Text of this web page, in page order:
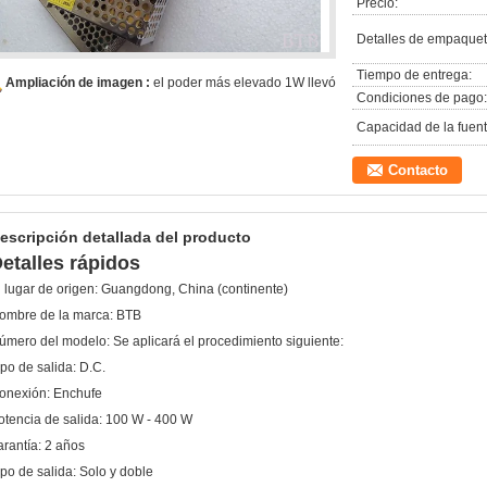
Ampliación de imagen : el poder más elevado 1W llevó
Precio:
Detalles de
Tiempo de entrega:
Condiciones de pago:
Capacidad de la
Contacto
detallada del producto
rápidos
lugar de origen: Guangdong, China (continente)
de la marca: BTB
del modelo: Se aplicará el procedimiento siguiente:
de salida: D.C.
Enchufe
de salida: 100 W - 400 W
2 años
de salida: Solo y doble